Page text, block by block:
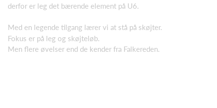
derfor er leg det bærende element på U6.
Med en legende tilgang lærer vi at stå på skøjter.
Fokus er på leg og skøjteløb.
Men flere øvelser end de kender fra Falkereden.